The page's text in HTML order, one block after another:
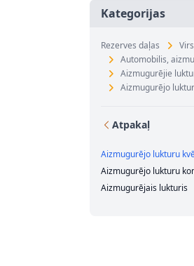
Kategorijas
Rezerves daļas
Automobilis,
Aizmugurējie
Aizmugurējo
Atpakaļ
Aizmugurējo lukturu
Aizmugurējo lukturu
Aizmugurējais lukturis